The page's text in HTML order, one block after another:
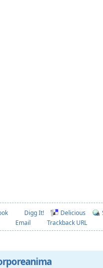
Digg It! Delicious
Email Trackback URL